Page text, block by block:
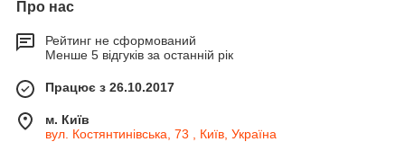
Про нас
Рейтинг не сформований
Менше 5 відгуків за останній рік
Працює з 26.10.2017
м. Київ
вул. Костянтинівська, 73 , Київ, Україна